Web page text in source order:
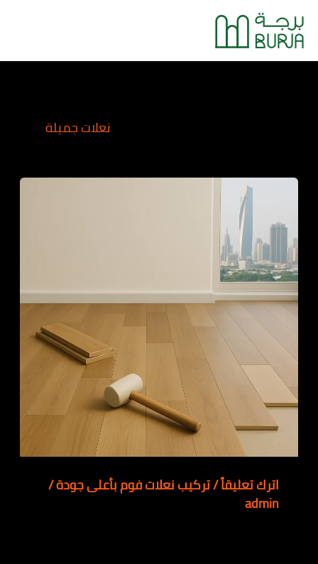
تخطي
إلى
المحتوى
نعلات جميلة
اترك تعليقاً/تركيب نعلات فوم بأعلى جودة/
admin